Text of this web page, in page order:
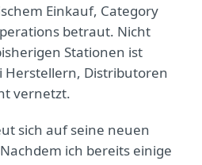
Einkauf, Category
betraut. Nicht
Stationen ist
Herstellern, Distributoren
vernetzt.
sich auf seine neuen
ich bereits einige